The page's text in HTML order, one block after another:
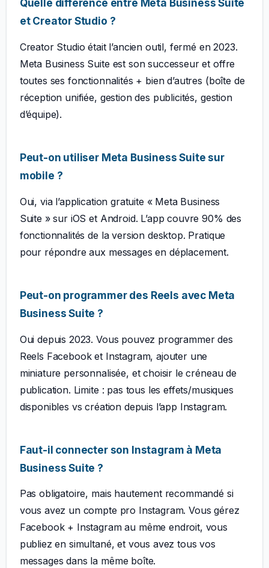
Quelle différence entre Meta Business Suite
et Creator Studio ?
Creator Studio était l’ancien outil, fermé en 2023.
Meta Business Suite est son successeur et offre
toutes ses fonctionnalités + bien d’autres (boîte de
réception unifiée, gestion des publicités, gestion
d’équipe).
Peut-on utiliser Meta Business Suite sur
mobile ?
Oui, via l’application gratuite « Meta Business
Suite » sur iOS et Android. L’app couvre 90% des
fonctionnalités de la version desktop. Pratique
pour répondre aux messages en déplacement.
Peut-on programmer des Reels avec Meta
Business Suite ?
Oui depuis 2023. Vous pouvez programmer des
Reels Facebook et Instagram, ajouter une
miniature personnalisée, et choisir le créneau de
publication. Limite : pas tous les effets/musiques
disponibles vs création depuis l’app Instagram.
Faut-il connecter son Instagram à Meta
Business Suite ?
Pas obligatoire, mais hautement recommandé si
vous avez un compte pro Instagram. Vous gérez
Facebook + Instagram au même endroit, vous
publiez en simultané, et vous avez tous vos
messages dans la même boîte.